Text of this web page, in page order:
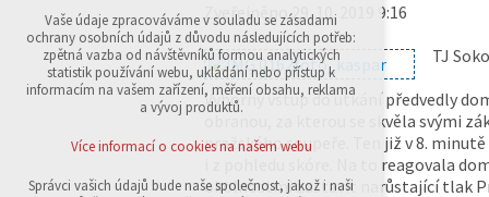
Zveřejněno 29. 10. 2019 9:16
TJ
Výborný vstup do utkání předvedly
obranou, za kterou se skvěla svými
pražského soupeře. Ten již v 8.
i z pohledu skóre. Na to reagovala
okolnostmi zastavit narůstající tlak
Technická cookies
nutná pro provozování webu
udržení kontextu stránek (session): případná
přihlášení, volby jazyka, apod.
analytická pro anonymizované vyhodnocení
návštěvnosti
marketingová cookies (Google,Sklik)
Vaše údaje zpracováváme v souladu se zásadami
ochrany osobních údajů z důvodu následujících potřeb:
zpětná vazba od návštěvníků formou analytických
statistik používání webu, ukládání nebo přístup k
informacím na vašem zařízení, měření obsahu, reklama
a vývoj produktů.
Více informací o cookies na našem webu
Správci vašich údajů bude naše společnost, jakož i naši